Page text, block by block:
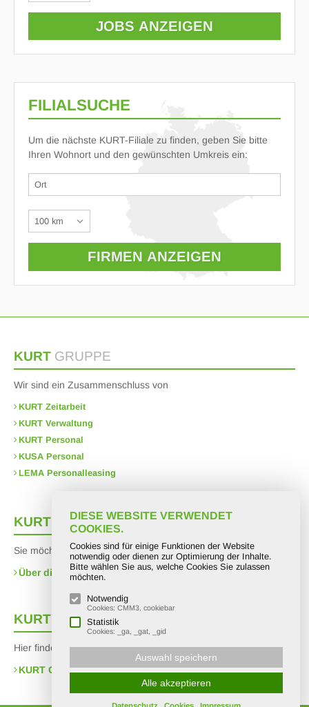
FILIALSUCHE
Um die nächste KURT-Filiale zu finden, geben Sie bitte
Ihren Wohnort und den gewünschten Umkreis ein:
KURT GRUPPE
Wir sind ein Zusammenschluss von
KURT Zeitarbeit
KURT Verwaltung
KURT Personal
KUSA Personal
LEMA Personalleasing
KURT Intern
Sie möchten mehr über uns erfahren?
Über die KURT Gruppe
KURT Social Media
Hier finden Sie uns auf facebook:
KURT Gruppe
DIESE WEBSITE VERWENDET
COOKIES.
Cookies sind für einige Funktionen der Website
notwendig oder dienen zur Optimierung der Inhalte.
Bitte wählen Sie aus, welche Cookies Sie zulassen
möchten.
Notwendig
Cookies: CMM3, cookiebar
Statistik
Cookies: _ga, _gat, _gid
Auswahl speichern
Alle akzeptieren